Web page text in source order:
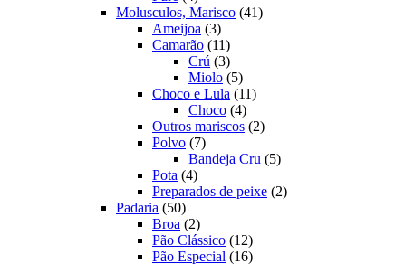
produtos
Molusculos, Marisco 4141
Ameijoa 33
produtos
Camarão 1111
produtos
Crú 33
produtos
Miolo 55
produtos
Choco e Lula 1111
Choco 44
produtos
Outros mariscos 22
Polvo 77
produtos
Bandeja Cru 55
Pota 44
produtos
Preparados de peixe 22
Padaria 5050
produtos
Broa 22
produtos
Pão Clássico 1212
produtos
Pão Especial 1616